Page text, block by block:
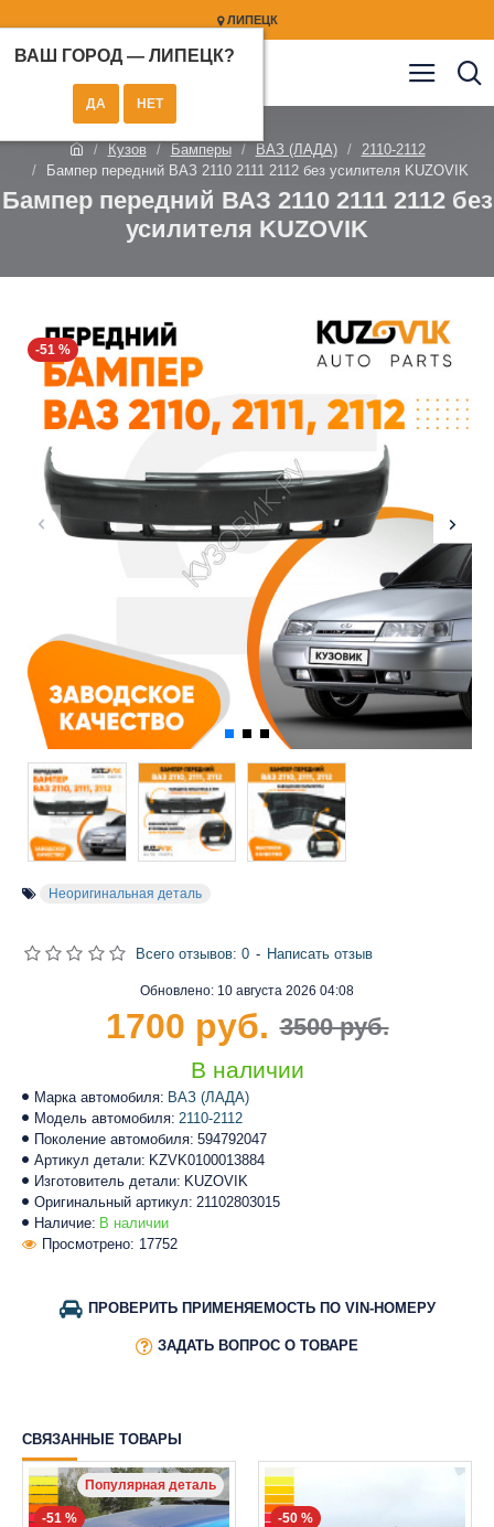
ЛИПЕЦК
ВАШ ГОРОД — ЛИПЕЦК?
Кузов Бамперы ВАЗ (ЛАДА)
2110-2112
Бампер передний ВАЗ 2110 2111 2112 без усилителя KUZOVIK
Бампер передний ВАЗ 2110 2111 2112 без
усилителя KUZOVIK
-51 %
Неоригинальная деталь
Наличие: В наличии
Марка автомобиля: ВАЗ (ЛАДА)
Модель автомобиля: 2110-2112
Поколение автомобиля: 594792047
Артикул детали: KZVK0100013884
Изготовитель детали: KUZOVIK
Оригинальный артикул: 21102803015
Просмотрено: 17752
Обновлено: 10 августа 2026 04:08
В наличии
Всего отзывов: 0 - Написать отзыв
3500 руб.
1700 руб.
ПРОВЕРИТЬ ПРИМЕНЯЕМОСТЬ ПО VIN-НОМЕРУ
ЗАДАТЬ ВОПРОС О ТОВАРЕ
СВЯЗАННЫЕ ТОВАРЫ
Популярная деталь
-51 % -50 %